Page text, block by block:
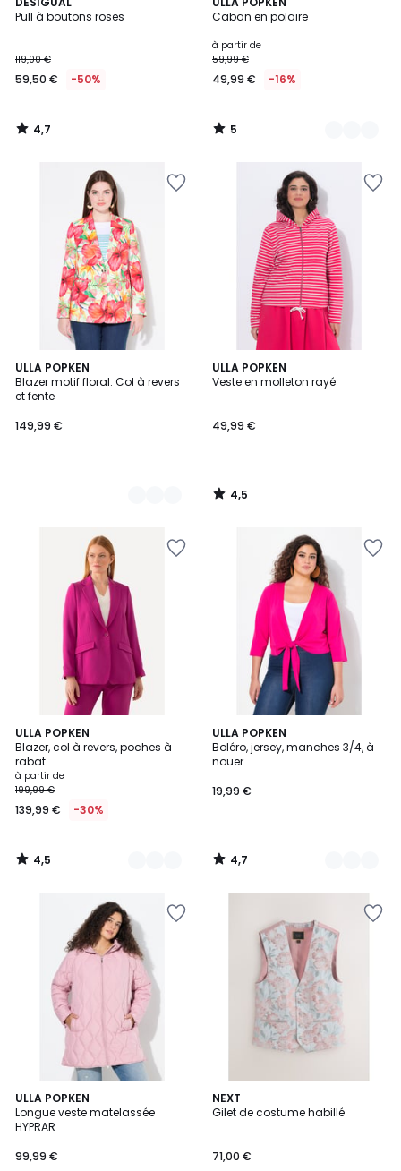
Pull à boutons roses
119,00 €
59,50 € -50%
/ 5
4,7
/
Caban en polaire
à partir de
59,99 €
49,99 € -16%
/
5
Couleurs
5
/
ULLA POPKEN
Blazer motif floral. Col à revers
et fente
149,99 €
2
Couleurs
ULLA POPKEN
Veste en molleton rayé
49,99 €
4,5
/ 5
4,5
/
ULLA POPKEN
Blazer, col à revers, poches à
rabat
à partir de
199,99 €
139,99 € -30%
4,5
/ 5
9
Couleurs
4,5
/
ULLA POPKEN
Boléro, jersey, manches 3/4, à
nouer
19,99 €
4,7
/ 5
8
Couleurs
4,7
/
ULLA POPKEN
Longue veste matelassée
HYPRAR
99,99 €
3,5
/ 5
3
Couleurs
NEXT
Gilet de costume habillé
71,00 €
4
Couleurs